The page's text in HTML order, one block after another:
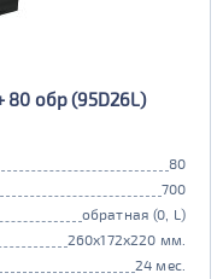
80 обр (95D26L)
80
700
обратная (0, L)
260x172x220 мм.
24 мес.